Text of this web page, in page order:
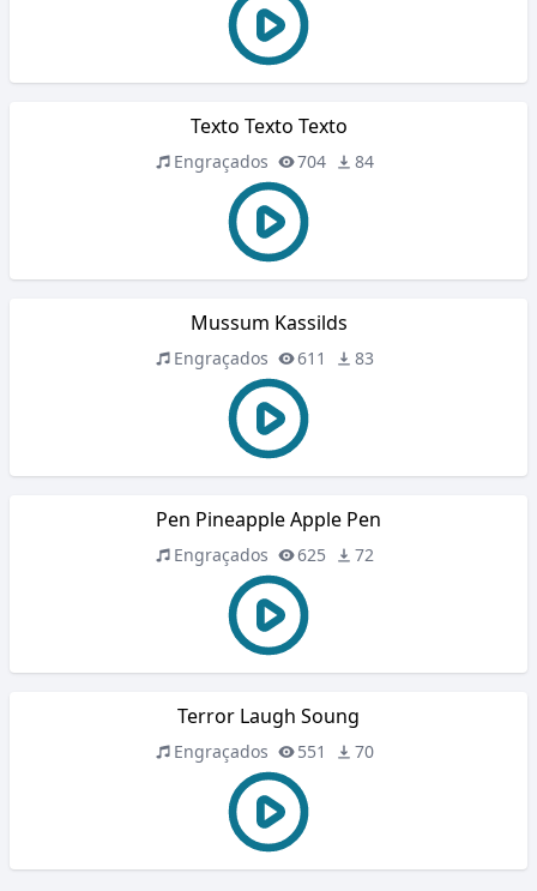
Texto Texto Texto
Engraçados 704 84
Mussum Kassilds
Engraçados 611 83
Pen Pineapple Apple Pen
Engraçados 625 72
Terror Laugh Soung
Engraçados 551 70